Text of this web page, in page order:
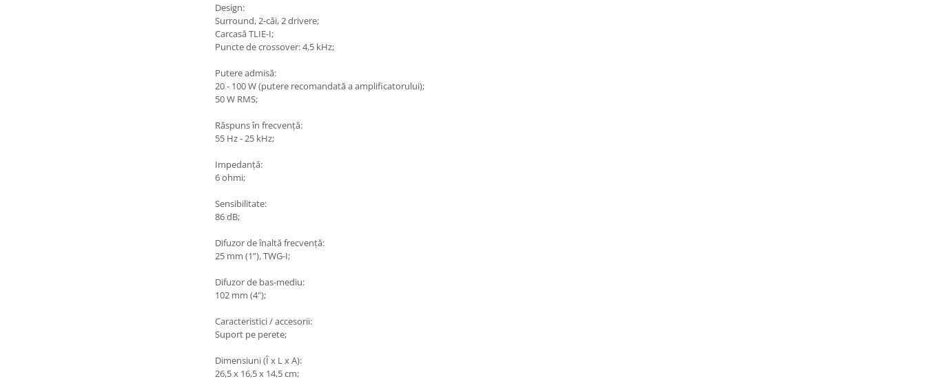
Design:
Surround, 2-căi, 2 drivere;
Carcasă TLIE-I;
Puncte de crossover: 4,5 kHz;
Putere admisă:
20 - 100 W (putere recomandată a amplificatorului);
50 W RMS;
Răspuns în frecvență:
55 Hz - 25 kHz;
Impedanță:
6 ohmi;
Sensibilitate:
86 dB;
Difuzor de înaltă frecvență:
25 mm (1”), TWG-I;
Difuzor de bas-mediu:
102 mm (4");
Caracteristici / accesorii:
Suport pe perete;
Dimensiuni (Î x L x A):
26,5 x 16,5 x 14,5 cm;